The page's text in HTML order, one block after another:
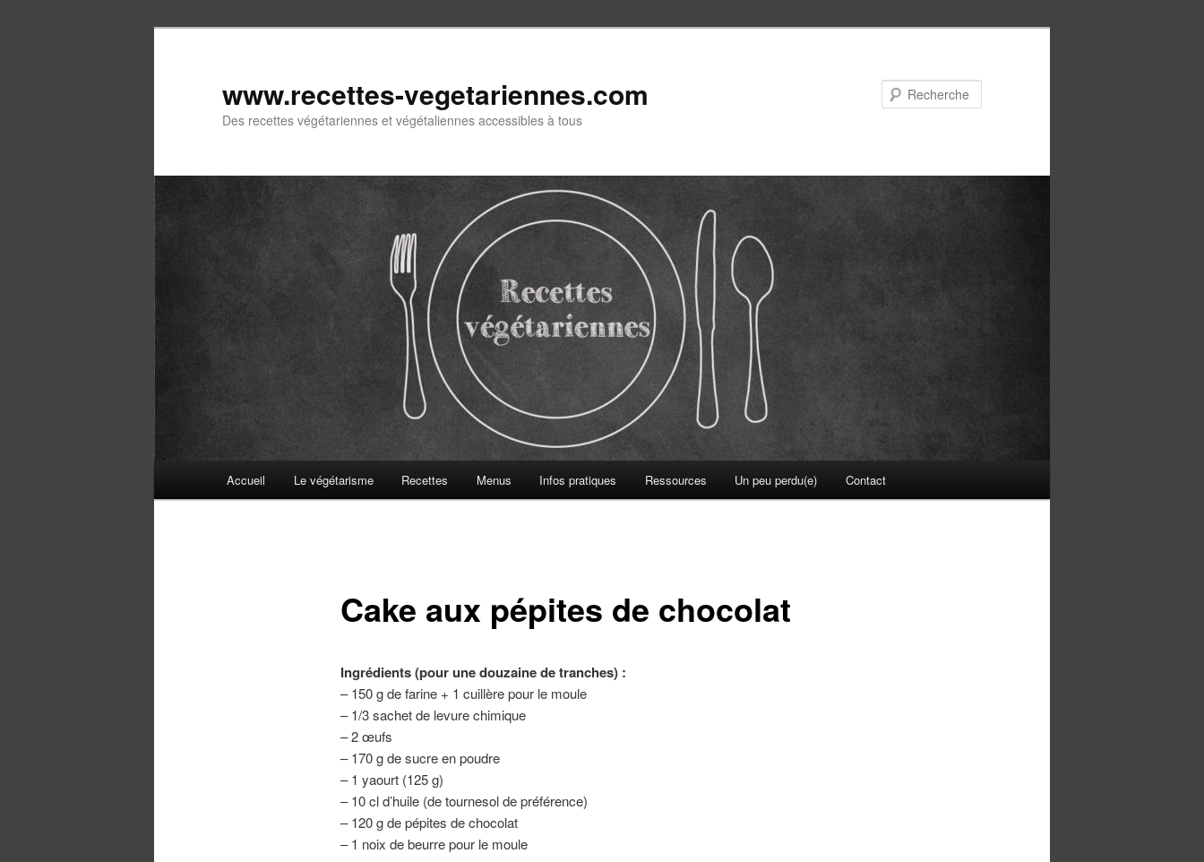
www.recettes-vegetariennes.com
Des recettes végétariennes et végétaliennes accessibles à tous
Accueil Le végétarisme Recettes Menus Infos pratiques Ressources Un peu perdu(e) Contact
Cake aux pépites de chocolat
Ingrédients (pour une douzaine de tranches) :
– 150 g de farine + 1 cuillère pour le moule
– 1/3 sachet de levure chimique
– 2 œufs
– 170 g de sucre en poudre
– 1 yaourt (125 g)
– 10 cl d’huile (de tournesol de préférence)
– 120 g de pépites de chocolat
– 1 noix de beurre pour le moule